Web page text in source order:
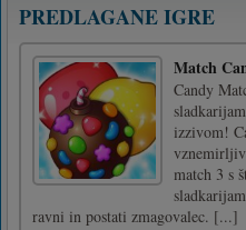
PREDLAGANE IGRE
Match
Candy
izzivom!
match 3 s
ravni in postati zmagovalec. [...]